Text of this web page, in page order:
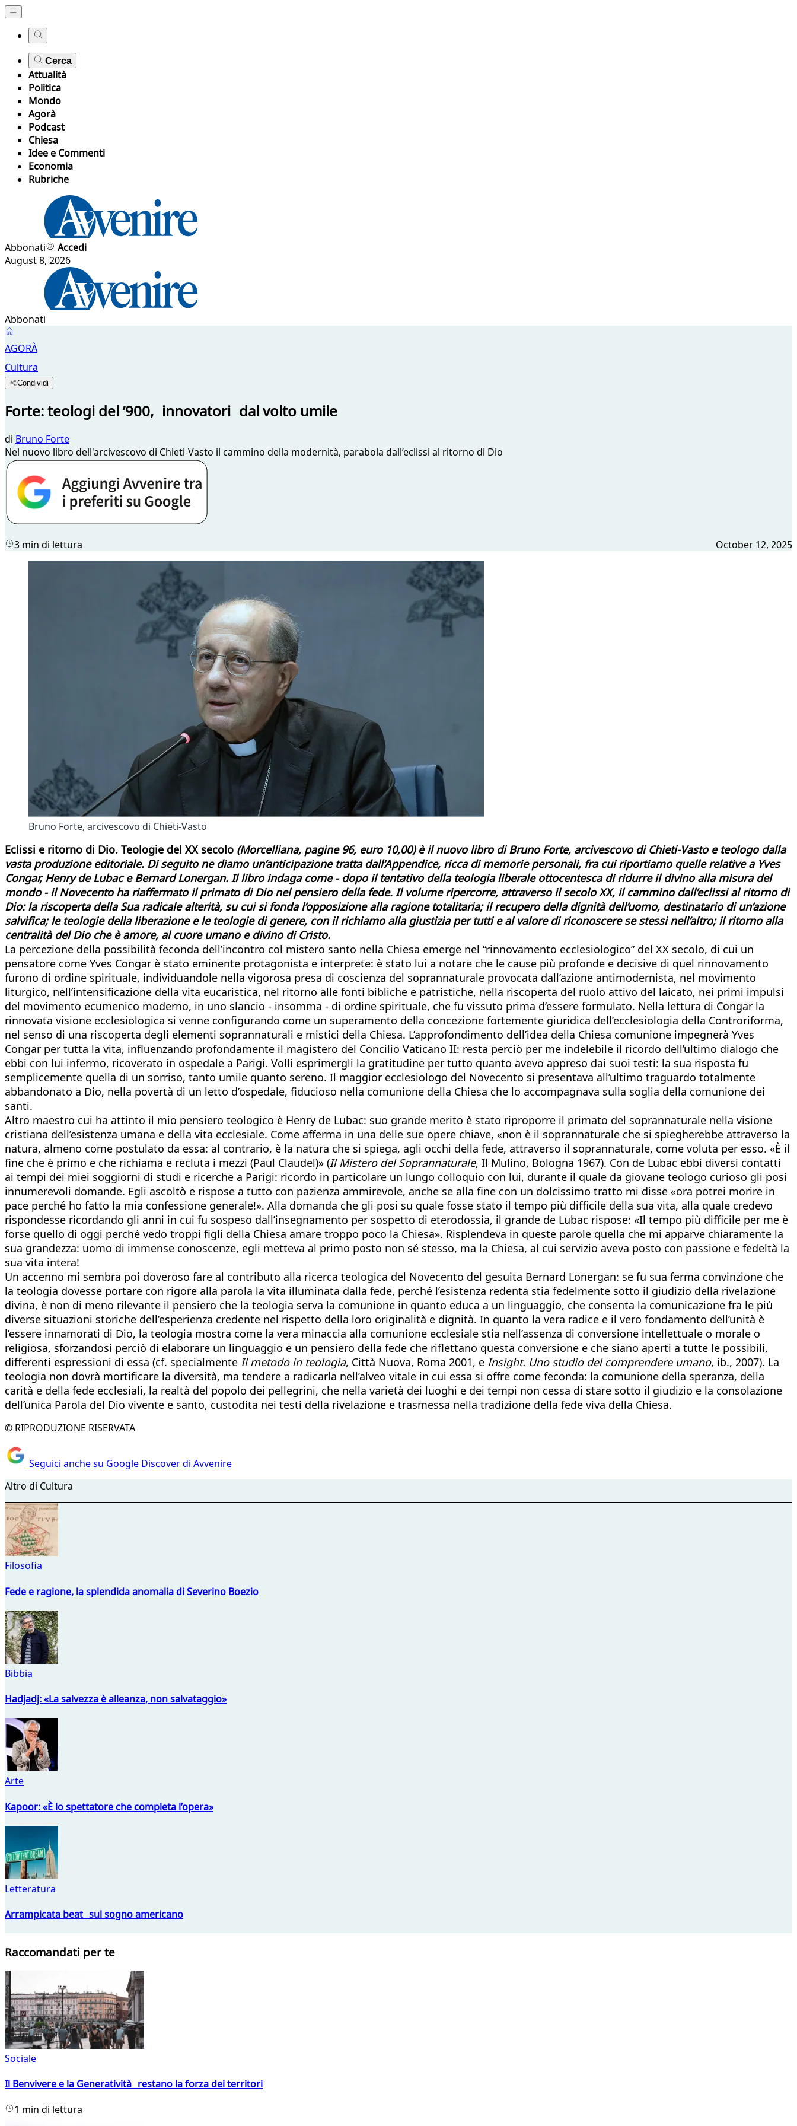
Cerca
Attualità
Politica
Mondo
Agorà
Podcast
Chiesa
Idee e Commenti
Economia
Rubriche
Abbonati
Accedi
August 8, 2026
Abbonati
AGORÀ
Cultura
Condividi
Forte: teologi del ’900, innovatori dal volto umile
di Bruno Forte
Nel nuovo libro dell'arcivescovo di Chieti-Vasto il cammino della modernità, parabola dall’eclissi al ritorno di Dio
3 min di lettura October 12, 2025
Bruno Forte, arcivescovo di Chieti-Vasto
Eclissi e ritorno di Dio. Teologie del XX secolo (Morcelliana, pagine 96, euro 10,00) è il nuovo libro di Bruno Forte, arcivescovo di Chieti-Vasto e teologo dalla
vasta produzione editoriale. Di seguito ne diamo un’anticipazione tratta dall’Appendice, ricca di memorie personali, fra cui riportiamo quelle relative a Yves
Congar, Henry de Lubac e Bernard Lonergan. Il libro indaga come - dopo il tentativo della teologia liberale ottocentesca di ridurre il divino alla misura del
mondo - il Novecento ha riaffermato il primato di Dio nel pensiero della fede. Il volume ripercorre, attraverso il secolo XX, il cammino dall’eclissi al ritorno di
Dio: la riscoperta della Sua radicale alterità, su cui si fonda l’opposizione alla ragione totalitaria; il recupero della dignità dell’uomo, destinatario di un’azione
salvifica; le teologie della liberazione e le teologie di genere, con il richiamo alla giustizia per tutti e al valore di riconoscere se stessi nell’altro; il ritorno alla
centralità del Dio che è amore, al cuore umano e divino di Cristo.
La percezione della possibilità feconda dell’incontro col mistero santo nella Chiesa emerge nel “rinnovamento ecclesiologico” del XX secolo, di cui un
pensatore come Yves Congar è stato eminente protagonista e interprete: è stato lui a notare che le cause più profonde e decisive di quel rinnovamento
furono di ordine spirituale, individuandole nella vigorosa presa di coscienza del soprannaturale provocata dall’azione antimodernista, nel movimento
liturgico, nell’intensificazione della vita eucaristica, nel ritorno alle fonti bibliche e patristiche, nella riscoperta del ruolo attivo del laicato, nei primi impulsi
del movimento ecumenico moderno, in uno slancio - insomma - di ordine spirituale, che fu vissuto prima d’essere formulato. Nella lettura di Congar la
rinnovata visione ecclesiologica si venne configurando come un superamento della concezione fortemente giuridica dell’ecclesiologia della Controriforma,
nel senso di una riscoperta degli elementi soprannaturali e mistici della Chiesa. L’approfondimento dell’idea della Chiesa comunione impegnerà Yves
Congar per tutta la vita, influenzando profondamente il magistero del Concilio Vaticano II: resta perciò per me indelebile il ricordo dell’ultimo dialogo che
ebbi con lui infermo, ricoverato in ospedale a Parigi. Volli esprimergli la gratitudine per tutto quanto avevo appreso dai suoi testi: la sua risposta fu
semplicemente quella di un sorriso, tanto umile quanto sereno. Il maggior ecclesiologo del Novecento si presentava all’ultimo traguardo totalmente
abbandonato a Dio, nella povertà di un letto d’ospedale, fiducioso nella comunione della Chiesa che lo accompagnava sulla soglia della comunione dei
santi.
Altro maestro cui ha attinto il mio pensiero teologico è Henry de Lubac: suo grande merito è stato riproporre il primato del soprannaturale nella visione
cristiana dell’esistenza umana e della vita ecclesiale. Come afferma in una delle sue opere chiave, «non è il soprannaturale che si spiegherebbe attraverso la
natura, almeno come postulato da essa: al contrario, è la natura che si spiega, agli occhi della fede, attraverso il soprannaturale, come voluta per esso. «È il
fine che è primo e che richiama e recluta i mezzi (Paul Claudel)» (Il Mistero del Soprannaturale, Il Mulino, Bologna 1967). Con de Lubac ebbi diversi contatti
ai tempi dei miei soggiorni di studi e ricerche a Parigi: ricordo in particolare un lungo colloquio con lui, durante il quale da giovane teologo curioso gli posi
innumerevoli domande. Egli ascoltò e rispose a tutto con pazienza ammirevole, anche se alla fine con un dolcissimo tratto mi disse «ora potrei morire in
pace perché ho fatto la mia confessione generale!». Alla domanda che gli posi su quale fosse stato il tempo più difficile della sua vita, alla quale credevo
rispondesse ricordando gli anni in cui fu sospeso dall’insegnamento per sospetto di eterodossia, il grande de Lubac rispose: «Il tempo più difficile per me è
forse quello di oggi perché vedo troppi figli della Chiesa amare troppo poco la Chiesa». Risplendeva in queste parole quella che mi apparve chiaramente la
sua grandezza: uomo di immense conoscenze, egli metteva al primo posto non sé stesso, ma la Chiesa, al cui servizio aveva posto con passione e fedeltà la
sua vita intera!
Un accenno mi sembra poi doveroso fare al contributo alla ricerca teologica del Novecento del gesuita Bernard Lonergan: se fu sua ferma convinzione che
la teologia dovesse portare con rigore alla parola la vita illuminata dalla fede, perché l’esistenza redenta stia fedelmente sotto il giudizio della rivelazione
divina, è non di meno rilevante il pensiero che la teologia serva la comunione in quanto educa a un linguaggio, che consenta la comunicazione fra le più
diverse situazioni storiche dell’esperienza credente nel rispetto della loro originalità e dignità. In quanto la vera radice e il vero fondamento dell’unità è
l’essere innamorati di Dio, la teologia mostra come la vera minaccia alla comunione ecclesiale stia nell’assenza di conversione intellettuale o morale o
religiosa, sforzandosi perciò di elaborare un linguaggio e un pensiero della fede che riflettano questa conversione e che siano aperti a tutte le possibili,
differenti espressioni di essa (cf. specialmente Il metodo in teologia, Città Nuova, Roma 2001, e Insight. Uno studio del comprendere umano, ib., 2007). La
teologia non dovrà mortificare la diversità, ma tendere a radicarla nell’alveo vitale in cui essa si offre come feconda: la comunione della speranza, della
carità e della fede ecclesiali, la realtà del popolo dei pellegrini, che nella varietà dei luoghi e dei tempi non cessa di stare sotto il giudizio e la consolazione
dell’unica Parola del Dio vivente e santo, custodita nei testi della rivelazione e trasmessa nella tradizione della fede viva della Chiesa.
© RIPRODUZIONE RISERVATA
Seguici anche su Google Discover di Avvenire
Altro di Cultura
Filosofia
Fede e ragione, la splendida anomalia di Severino Boezio
Bibbia
Hadjadj: «La salvezza è alleanza, non salvataggio»
Arte
Kapoor: «È lo spettatore che completa l’opera»
Letteratura
Arrampicata beat sul sogno americano
Raccomandati per te
Sociale
Il Benvivere e la Generatività restano la forza dei territori
1 min di lettura